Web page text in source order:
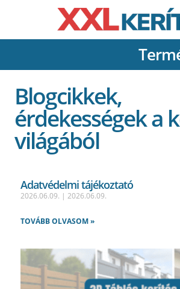
Blogcikkek,
érdekességek a
világából
Adatvédelmi tájékoztató
2026.06.09. 2026.06.09.
TOVÁBB OLVASOM »